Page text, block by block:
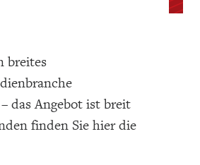
breites
das Angebot ist breit
finden Sie hier die